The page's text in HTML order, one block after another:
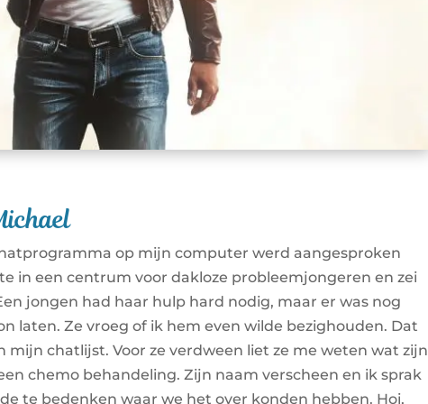
op mijn computer werd aangesproken
in een centrum voor dakloze probleemjongeren en zei
jongen had haar hulp hard nodig, maar er was nog
laten. Ze vroeg of ik hem even wilde bezighouden. Dat
mijn chatlijst. Voor ze verdween liet ze me weten wat zijn
chemo behandeling. Zijn naam verscheen en ik sprak
te bedenken waar we het over konden hebben. Hoi,